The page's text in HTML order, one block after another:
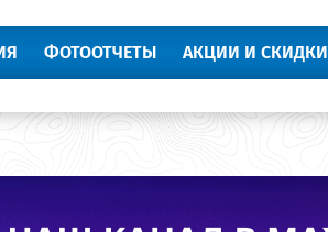
ФОТООТЧЕТЫ АКЦИИ И СКИДКИ